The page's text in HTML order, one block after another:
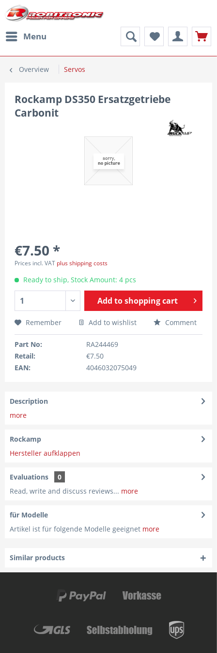
Menu
Overview Servos
Rockamp DS350 Ersatzgetriebe
Carbonit
€7.50 *
Prices incl. VAT plus shipping costs
Ready to ship, Stock Amount: 4 pcs
Add toshopping cart
Remember Add to wishlist Comment
Part No:
RA244469
Retail:
€7.50
EAN:
4046032075049
Description
more
Rockamp
Hersteller aufklappen
Evaluations
0
Read, write and discuss reviews... more
für Modelle
Artikel ist für folgende Modelle geeignet more
Similar products